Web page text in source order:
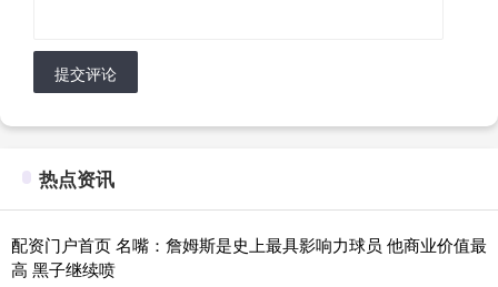
提交评论
热点资讯
配资门户首页 名嘴：詹姆斯是史上最具影响力球员 他商业价值最
高 黑子继续喷